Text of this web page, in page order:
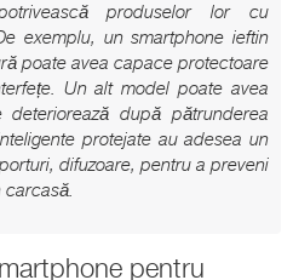
produselor lor cu
exemplu, un smartphone ieftin
poate avea capace protectoare
Un alt model poate avea
după pătrunderea
protejate au adesea un
difuzoare, pentru a preveni
carcasă.
pentru